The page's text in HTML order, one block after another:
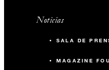
Noticias
SALA DE
MAGAZINE